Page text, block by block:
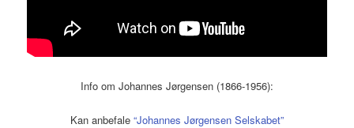
Info om Johannes Jørgensen (1866-1956):
Kan anbefale “Johannes Jørgensen Selskabet”